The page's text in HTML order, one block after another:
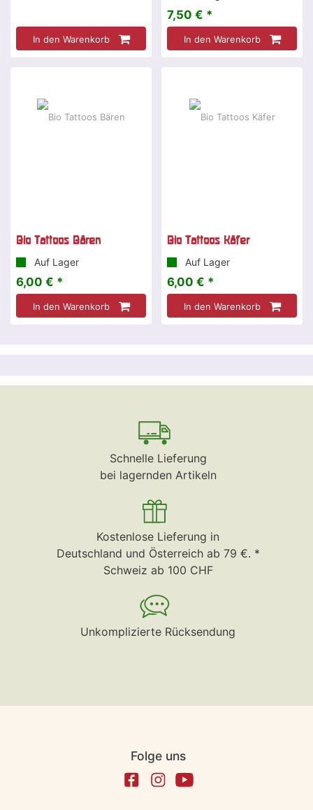
In den Warenkorb
7,50 € *
In den Warenkorb
Bio Tattoos Bären
Auf Lager
6,00 € *
In den Warenkorb
Bio Tattoos Käfer
Auf Lager
6,00 € *
In den Warenkorb
Schnelle Lieferung
bei lagernden Artikeln
Kostenlose Lieferung in
Deutschland und Österreich ab 79 €. *
Schweiz ab 100 CHF
Unkomplizierte Rücksendung
Folge uns